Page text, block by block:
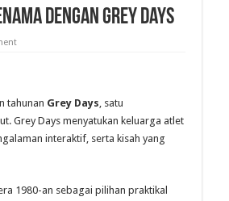
dengan Grey Days
tahunan Grey Days, satu
Grey Days menyatukan keluarga atlet
interaktif, serta kisah yang
1980-an sebagai pilihan praktikal